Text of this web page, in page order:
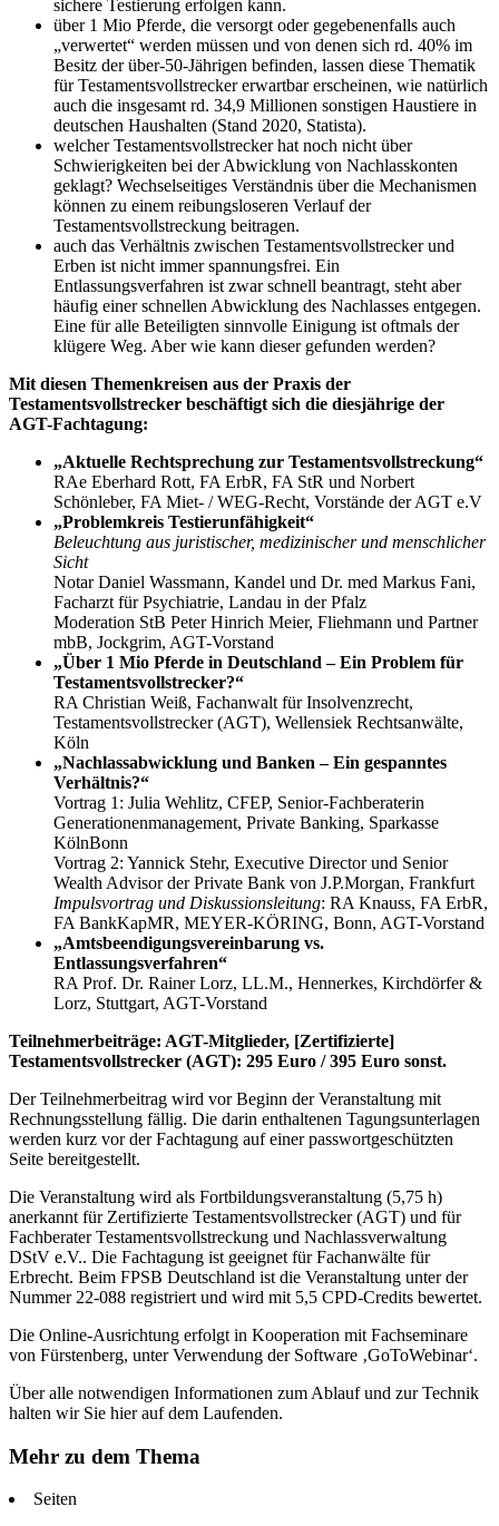
sichere Testierung erfolgen kann.
über 1 Mio Pferde, die versorgt oder gegebenenfalls auch
„verwertet“ werden müssen und von denen sich rd. 40% im
Besitz der über-50-Jährigen befinden, lassen diese Thematik
für Testamentsvollstrecker erwartbar erscheinen, wie natürlich
auch die insgesamt rd. 34,9 Millionen sonstigen Haustiere in
deutschen Haushalten (Stand 2020, Statista).
welcher Testamentsvollstrecker hat noch nicht über
Schwierigkeiten bei der Abwicklung von Nachlasskonten
geklagt? Wechselseitiges Verständnis über die Mechanismen
können zu einem reibungsloseren Verlauf der
Testamentsvollstreckung beitragen.
auch das Verhältnis zwischen Testamentsvollstrecker und
Erben ist nicht immer spannungsfrei. Ein
Entlassungsverfahren ist zwar schnell beantragt, steht aber
häufig einer schnellen Abwicklung des Nachlasses entgegen.
Eine für alle Beteiligten sinnvolle Einigung ist oftmals der
klügere Weg. Aber wie kann dieser gefunden werden?
Mit diesen Themenkreisen aus der Praxis der
Testamentsvollstrecker beschäftigt sich die diesjährige der
AGT-Fachtagung:
„Aktuelle Rechtsprechung zur Testamentsvollstreckung“
RAe Eberhard Rott, FA ErbR, FA StR und Norbert
Schönleber, FA Miet- / WEG-Recht, Vorstände der AGT e.V
„Problemkreis Testierunfähigkeit“
Beleuchtung aus juristischer, medizinischer und menschlicher
Sicht
Notar Daniel Wassmann, Kandel und Dr. med Markus Fani,
Facharzt für Psychiatrie, Landau in der Pfalz
Moderation StB Peter Hinrich Meier, Fliehmann und Partner
mbB, Jockgrim, AGT-Vorstand
„Über 1 Mio Pferde in Deutschland – Ein Problem für
Testamentsvollstrecker?“
RA Christian Weiß, Fachanwalt für Insolvenzrecht,
Testamentsvollstrecker (AGT), Wellensiek Rechtsanwälte,
Köln
„Nachlassabwicklung und Banken – Ein gespanntes
Verhältnis?“
Vortrag 1: Julia Wehlitz, CFEP, Senior-Fachberaterin
Generationenmanagement, Private Banking, Sparkasse
KölnBonn
Vortrag 2: Yannick Stehr, Executive Director und Senior
Wealth Advisor der Private Bank von J.P.Morgan, Frankfurt
Impulsvortrag und Diskussionsleitung: RA Knauss, FA ErbR,
FA BankKapMR, MEYER-KÖRING, Bonn, AGT-Vorstand
„Amtsbeendigungsvereinbarung vs.
Entlassungsverfahren“
RA Prof. Dr. Rainer Lorz, LL.M., Hennerkes, Kirchdörfer &
Lorz, Stuttgart, AGT-Vorstand
Teilnehmerbeiträge: AGT-Mitglieder, [Zertifizierte]
Testamentsvollstrecker (AGT): 295 Euro / 395 Euro sonst.
Der Teilnehmerbeitrag wird vor Beginn der Veranstaltung mit
Rechnungsstellung fällig. Die darin enthaltenen Tagungsunterlagen
werden kurz vor der Fachtagung auf einer passwortgeschützten
Seite bereitgestellt.
Die Veranstaltung wird als Fortbildungsveranstaltung (5,75 h)
anerkannt für Zertifizierte Testamentsvollstrecker (AGT) und für
Fachberater Testamentsvollstreckung und Nachlassverwaltung
DStV e.V.. Die Fachtagung ist geeignet für Fachanwälte für
Erbrecht. Beim FPSB Deutschland ist die Veranstaltung unter der
Nummer 22-088 registriert und wird mit 5,5 CPD-Credits bewertet.
Die Online-Ausrichtung erfolgt in Kooperation mit Fachseminare
von Fürstenberg, unter Verwendung der Software ‚GoToWebinar‘.
Über alle notwendigen Informationen zum Ablauf und zur Technik
halten wir Sie hier auf dem Laufenden.
Mehr zu dem Thema
Seiten